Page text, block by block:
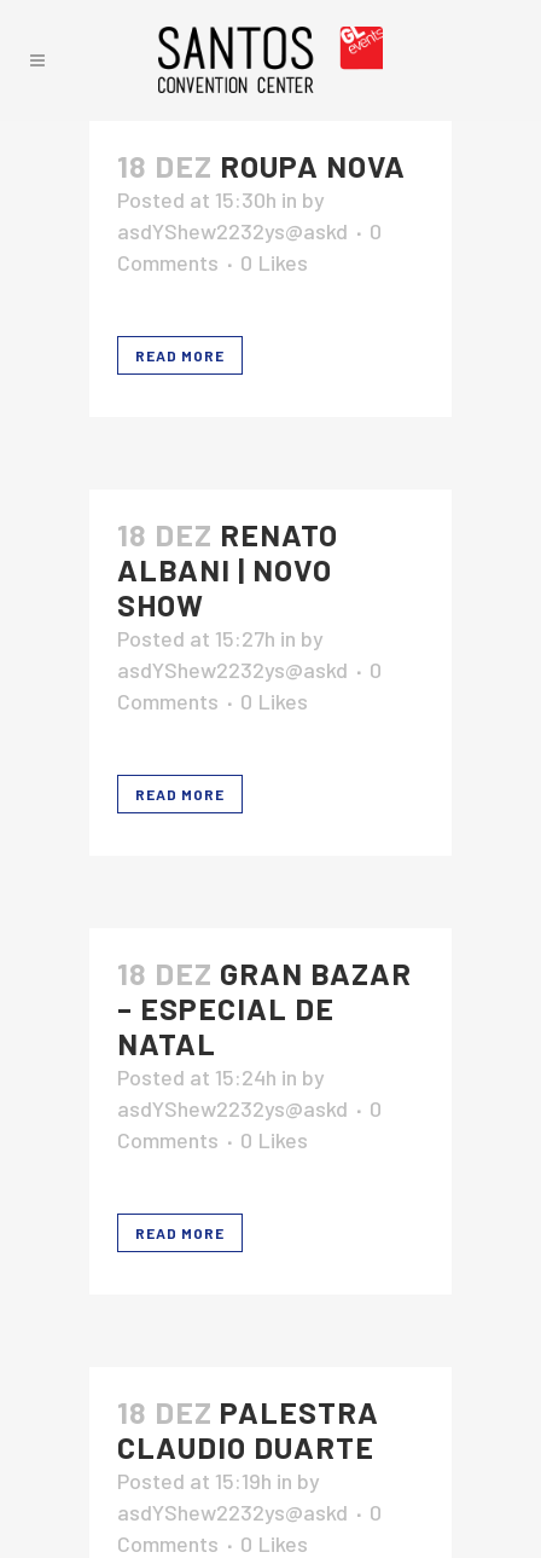
18 DEZ ROUPA NOVA
Posted at 15:30h in by
asdYShew2232ys@askd
0
Comments
0 Likes
READ MORE
18 DEZ RENATO
ALBANI | NOVO
SHOW
Posted at 15:27h in by
asdYShew2232ys@askd
0
Comments
0 Likes
READ MORE
18 DEZ GRAN BAZAR
– ESPECIAL DE
NATAL
Posted at 15:24h in by
asdYShew2232ys@askd
0
Comments
0 Likes
READ MORE
18 DEZ PALESTRA
CLAUDIO DUARTE
Posted at 15:19h in by
asdYShew2232ys@askd
0
Comments
0 Likes